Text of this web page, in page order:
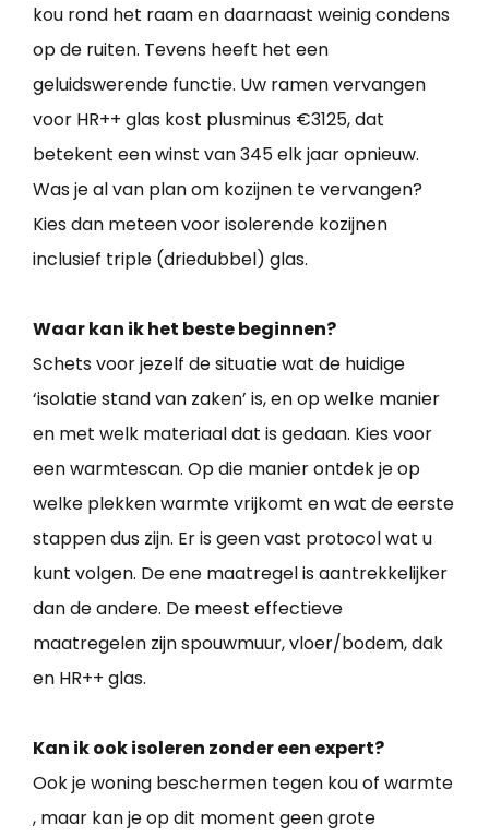
kou rond het raam en daarnaast weinig condens
op de ruiten. Tevens heeft het een
geluidswerende functie. Uw ramen vervangen
voor HR++ glas kost plusminus €3125, dat
betekent een winst van 345 elk jaar opnieuw.
Was je al van plan om kozijnen te vervangen?
Kies dan meteen voor isolerende kozijnen
inclusief triple (driedubbel) glas.
Waar kan ik het beste beginnen?
Schets voor jezelf de situatie wat de huidige
‘isolatie stand van zaken’ is, en op welke manier
en met welk materiaal dat is gedaan. Kies voor
een warmtescan. Op die manier ontdek je op
welke plekken warmte vrijkomt en wat de eerste
stappen dus zijn. Er is geen vast protocol wat u
kunt volgen. De ene maatregel is aantrekkelijker
dan de andere. De meest effectieve
maatregelen zijn spouwmuur, vloer/bodem, dak
en HR++ glas.
Kan ik ook isoleren zonder een expert?
Ook je woning beschermen tegen kou of warmte
, maar kan je op dit moment geen grote